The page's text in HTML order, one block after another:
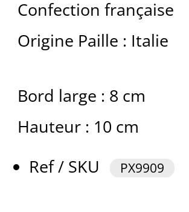
Confection française
Origine Paille : Italie
Bord large : 8 cm
Hauteur : 10 cm
Ref / SKU
PX9909